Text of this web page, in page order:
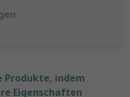
Produkte, indem
Eigenschaften